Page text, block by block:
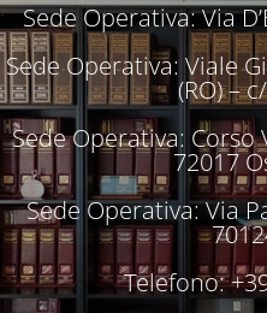
Sede Operativa: Via
Sede Operativa: Viale
(RO) –
Sede Operativa: Corso
72017
Sede Operativa: Via
Telefono: